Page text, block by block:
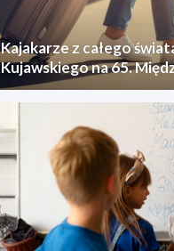
Kajakarze z całego
Kujawskiego na 65.
Kajakowy